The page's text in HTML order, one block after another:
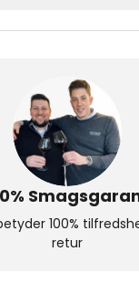
100%
retur